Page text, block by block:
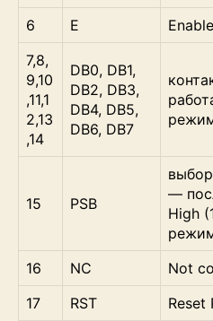
6
E
7,8,
9,10
,11,1
2,13
,14
DB0, DB1,
DB2, DB3,
DB4, DB5,
DB6, DB7
15 PSB
—
High
16
NC
Not
17
RST Reset